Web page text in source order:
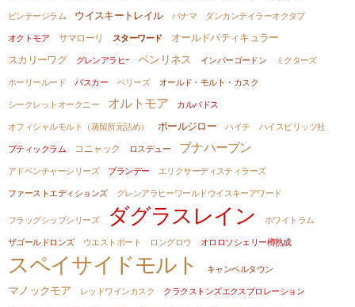
ビンテージラム
ウイスキートレイル パナマ
ダンカンテイラーオクタブ
オクトモア
サマローリ スターワード オールドパティキュラー
スカリーワグ グレンアラヒｰ ベンリネス インバーゴードン
ミクターズ
ホーリールード
バスカー ベリーズ
オールド・モルト・カスク
シークレットオークニー
オルトモア
カルバドス
オフィシャルモルト（蒸留所元詰め）
ポールジロー ハイチ
ハイスピリッツ社
ブティックラム
コニャック ロスデュー ブナハーブン
アドベンチャーシリーズ ブランデー
エリクサーディスティラーズ
ファーストエディションズ
グレンアラヒーワールドウイスキーアワード
フラッグシップシリーズ ダグラスレイン
ホワイトラム
ザゴールドロンズ
ウエストポート ロングロウ オロロソシェリー樽熟成
スペイサイドモルト キャンベルタウン
マノックモア レッドワインカスク
クラクストンズエクスプロレーション